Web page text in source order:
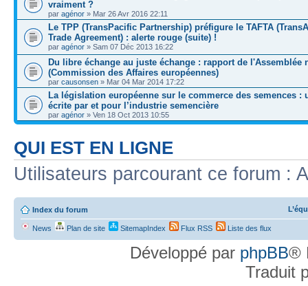
vraiment ?
par agénor » Mar 26 Avr 2016 22:11
Le TPP (TransPacific Partnership) préfigure le TAFTA
Trade Agreement) : alerte rouge (suite) !
par agénor » Sam 07 Déc 2013 16:22
Du libre échange au juste échange : rapport de l'Assemblée
(Commission des Affaires européennes)
par causonsen » Mar 04 Mar 2014 17:22
La législation européenne sur le commerce des semences :
écrite par et pour l’industrie semencière
par agénor » Ven 18 Oct 2013 10:55
QUI EST EN LIGNE
Utilisateurs parcourant ce forum :
Index du forum
News Plan de site SitemapIndex Flux RSS Liste des flux
Développé par phpBB®
Traduit